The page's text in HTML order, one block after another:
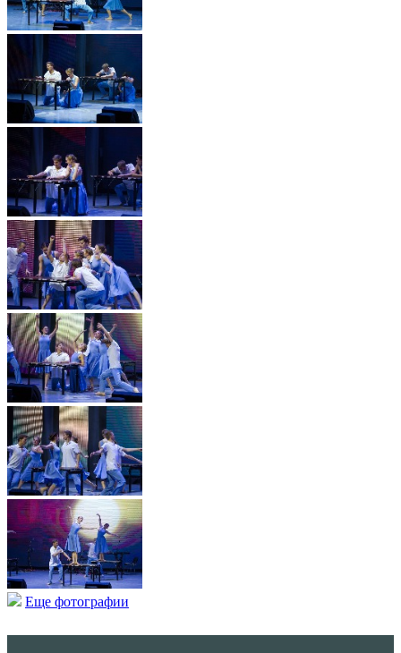
Еще фотографии